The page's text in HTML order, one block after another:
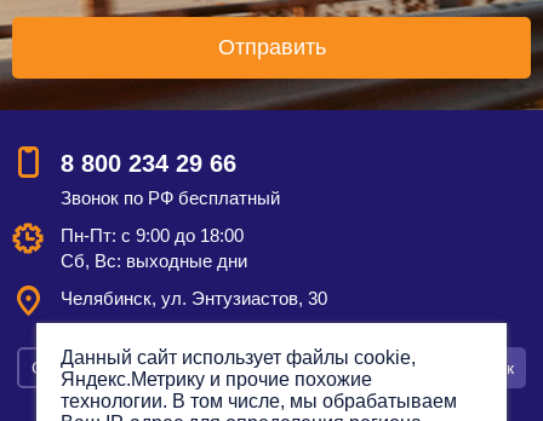
8 800 234 29 66
Звонок по РФ бесплатный
Пн-Пт: с 9:00 до 18:00
Сб, Вс: выходные дни
Челябинск, ул. Энтузиастов, 30
Смотреть на карте Оставить заявку Заказать звонок
Данный сайт использует файлы cookie,
Яндекс.Метрику и прочие похожие
технологии. В том числе, мы обрабатываем